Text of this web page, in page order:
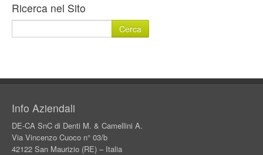
Ricerca nel Sito
Info Aziendali
DE-CA SnC di Denti M. & Camellini A.
Via Vincenzo Cuoco n° 03/b
42122 San Maurizio (RE) – Italia